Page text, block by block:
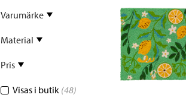
Tygsoffor
Tillbehör till soffa
Tygstolar
Varumärke
Material
Pris
Visas i butik (48)